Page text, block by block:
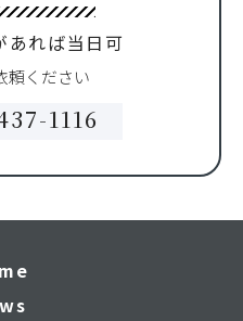
あれば当日可
頼ください
1116